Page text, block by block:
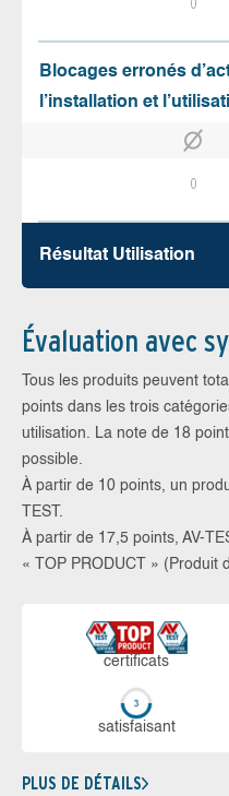
Blocages erronés
l’installation et
0
Résultat Utilisation
Évaluation avec
Tous les produits peuvent
points dans les trois
utilisation. La note de 18
possible.
À partir de 10 points, un
TEST.
À partir de 17,5 points, AV-
« TOP PRODUCT » (Produit
certi­ficats
sa­tis­fai­sant
PLUS DE DÉTAILS